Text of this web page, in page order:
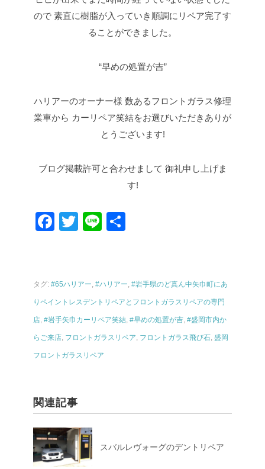
ので 素直に樹脂が入っていき順調にリペア完了す
ることができました。
“早めの処置が吉”
ハリアーのオーナー様 数あるフロントガラス修理
業車から カーリペア笑結をお選びいただきありが
とうございます!
ブログ掲載許可と合わせまして 御礼申し上げま
す!
F
e
b
o
o
k
T
er
Li
タグ: #65ハリアー #ハリアー #岩手県のど真ん中矢巾町にあ
りペイントレスデントリペアとフロントガラスリペアの専門
店 #岩手矢巾カーリペア笑結 #早めの処置が吉 #盛岡市内か
らご来店 フロントガラスリペア フロントガラス飛び石 盛岡
フロントガラスリペア
関連記事
スバルレヴォーグのデントリペア